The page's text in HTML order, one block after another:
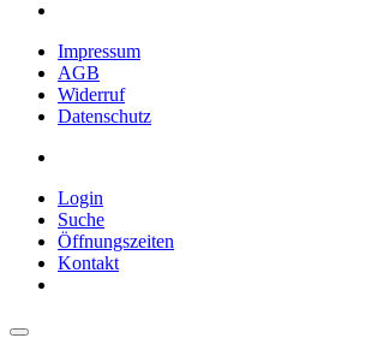
Impressum
AGB
Widerruf
Datenschutz
Login
Suche
Öffnungszeiten
Kontakt